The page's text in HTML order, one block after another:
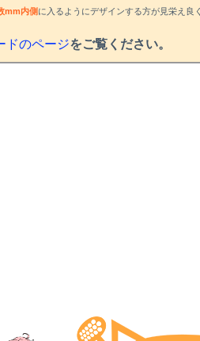
mm内側 に入るようにデザインする方が見栄え良
ドのページをご覧ください。